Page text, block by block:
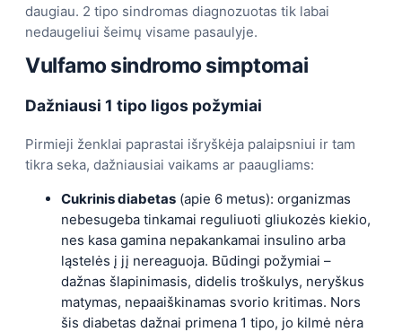
daugiau. 2 tipo sindromas diagnozuotas tik labai
nedaugeliui šeimų visame pasaulyje.
Vulfamo sindromo simptomai
Dažniausi 1 tipo ligos požymiai
Pirmieji ženklai paprastai išryškėja palaipsniui ir tam
tikra seka, dažniausiai vaikams ar paaugliams:
Cukrinis diabetas (apie 6 metus): organizmas
nebesugeba tinkamai reguliuoti gliukozės kiekio,
nes kasa gamina nepakankamai insulino arba
ląstelės į jį nereaguoja. Būdingi požymiai –
dažnas šlapinimasis, didelis troškulys, neryškus
matymas, nepaaiškinamas svorio kritimas. Nors
šis diabetas dažnai primena 1 tipo, jo kilmė nėra